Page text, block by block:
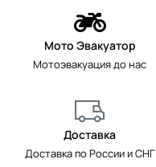
Мото Эвакуатор
Мотоэвакуация до нас
Доставка
Доставка по России и СНГ